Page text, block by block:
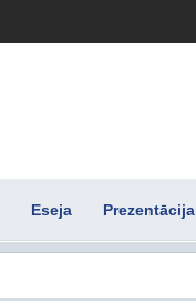
Eseja Prezentācija